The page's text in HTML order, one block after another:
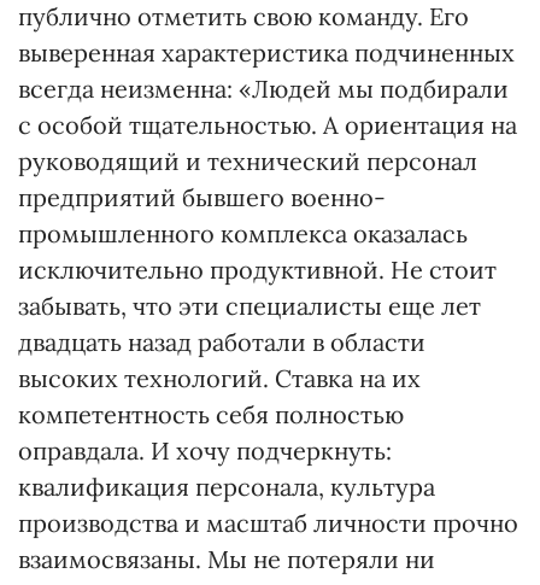
публично отметить свою команду. Его
выверенная характеристика подчиненных
всегда неизменна: «Людей мы подбирали
с особой тщательностью. А ориентация на
руководящий и технический персонал
предприятий бывшего военно-
промышленного комплекса оказалась
исключительно продуктивной. Не стоит
забывать, что эти специалисты еще лет
двадцать назад работали в области
высоких технологий. Ставка на их
компетентность себя полностью
оправдала. И хочу подчеркнуть:
квалификация персонала, культура
производства и масштаб личности прочно
взаимосвязаны. Мы не потеряли ни